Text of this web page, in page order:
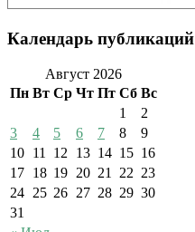
Календарь публикаций
Август 2026
Пн Вт Ср Чт Пт Сб Вс
1
2
3
4 5 6 7 8
9
10 11 12 13 14 15 16
17 18 19 20 21 22 23
24 25 26 27 28 29 30
31